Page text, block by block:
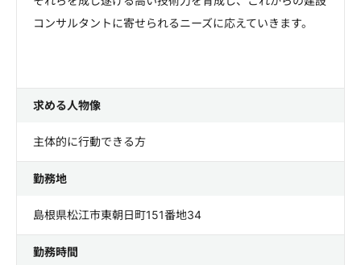
コンサルタントに寄せられるニーズに応えていきます。
求める人物像
主体的に行動できる方
勤務地
島根県松江市東朝日町151番地34
勤務時間